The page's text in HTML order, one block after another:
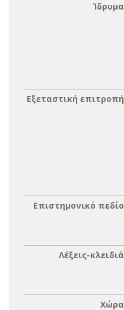
Ίδρυμα
Εξεταστική επιτροπή
Επιστημονικό πεδίο
Λέξεις-κλειδιά
Χώρα